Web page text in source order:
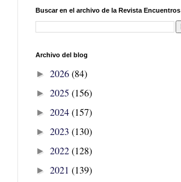
Buscar en el archivo de la Revista Encuentros
Archivo del blog
► 2026(84)
► 2025 (156)
► 2024(157)
► 2023 (130)
► 2022(128)
► 2021 (139)